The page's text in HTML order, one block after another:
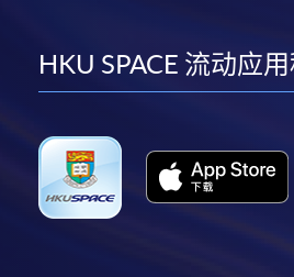
HKU SPACE 流动应